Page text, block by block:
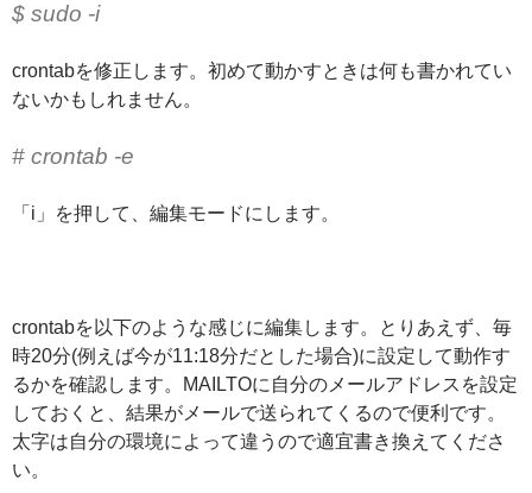
$ sudo -i
crontabを修正します。初めて動かすときは何も書かれてい
ないかもしれません。
# crontab -e
「i」を押して、編集モードにします。
crontabを以下のような感じに編集します。とりあえず、毎
時20分(例えば今が11:18分だとした場合)に設定して動作す
るかを確認します。MAILTOに自分のメールアドレスを設定
しておくと、結果がメールで送られてくるので便利です。
太字は自分の環境によって違うので適宜書き換えてくださ
い。